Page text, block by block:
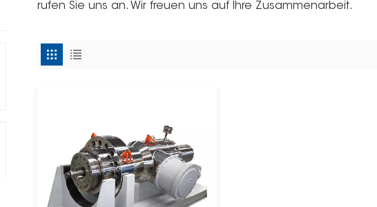
rufen Sie uns an. Wir freuen uns auf Ihre Zusammenarbeit.